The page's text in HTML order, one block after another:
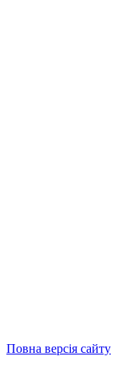
Повна версія сайту